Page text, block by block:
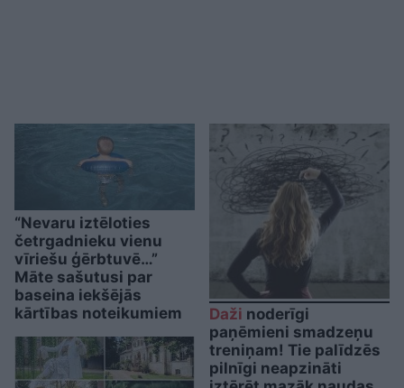
“Nevaru iztēloties
četrgadnieku vienu
vīriešu ģērbtuvē…”
Māte sašutusi par
baseina iekšējās
kārtības noteikumiem
Daži noderīgi
paņēmieni smadzeņu
treniņam! Tie palīdzēs
pilnīgi neapzināti